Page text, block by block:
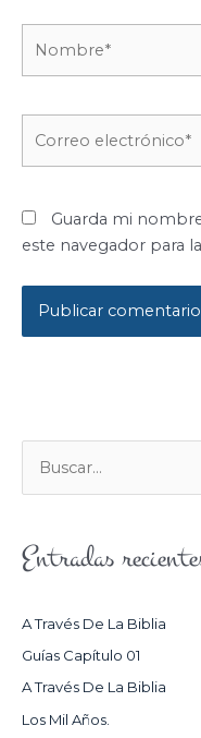
electrónico*
Guarda mi
este navegador para
U
C
:
Entradas
A Través De La Biblia
Guías Capítulo 01
A Través De La Biblia
Los Mil Años.